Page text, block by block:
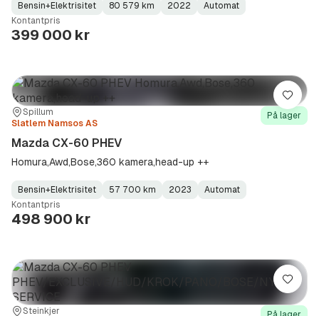
Fuel
Type:
Bensin+Elektrisitet
Kilometerstand: 80 579 km
Model
Year:
2022
Gearbox
Type:
Automat
Kontantpris
399 000 kr
Sted:
Spillum
Forhandler:
Slatlem Namsos AS
På lager
Mazda CX-60 PHEV
Homura,Awd,Bose,360 kamera,head-up ++
Fuel
Type:
Bensin+Elektrisitet
Kilometerstand: 57 700 km
Model
Year:
2023
Gearbox
Type:
Automat
Kontantpris
498 900 kr
Lagre
Sted:
Steinkjer
Forhandler:
Lagre